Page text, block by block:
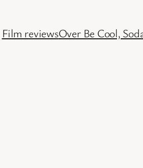
Film reviewsOver Be Cool,